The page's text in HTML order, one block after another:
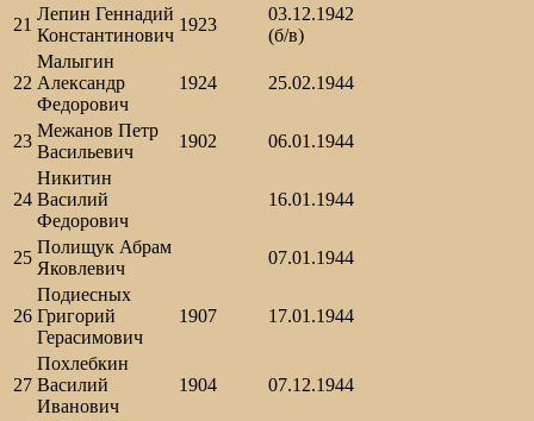
21
Лепин Геннадий
Константинович
1923
03.12.1942
(б/в)
22
Малыгин
Александр
Федорович
1924 25.02.1944
23
Межанов Петр
Васильевич
1902 06.01.1944
24
Никитин
Василий
Федорович
16.01.1944
25
Полищук Абрам
Яковлевич
07.01.1944
26
Подиесных
Григорий
Герасимович
1907 17.01.1944
27
Похлебкин
Василий
Иванович
1904 07.12.1944